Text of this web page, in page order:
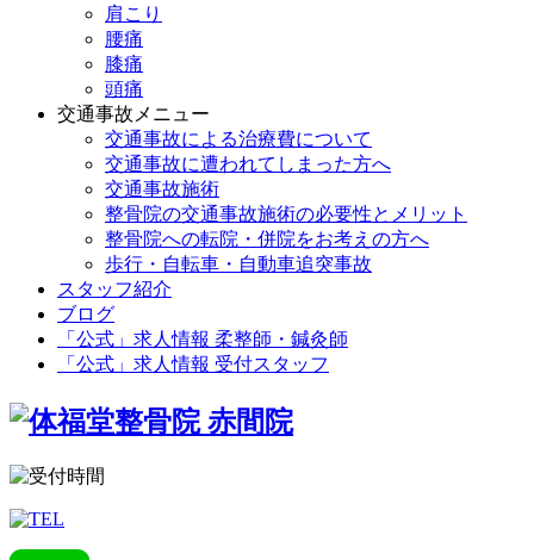
肩こり
腰痛
膝痛
頭痛
交通事故メニュー
交通事故による治療費について
交通事故に遭われてしまった方へ
交通事故施術
整骨院の交通事故施術の必要性とメリット
整骨院への転院・併院をお考えの方へ
歩行・自転車・自動車追突事故
スタッフ紹介
ブログ
「公式」求人情報 柔整師・鍼灸師
「公式」求人情報 受付スタッフ